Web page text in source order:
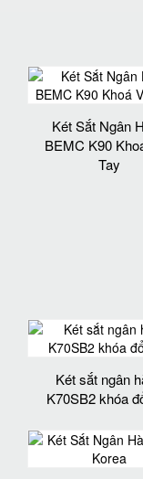
Két Sắt Ngân
BEMC K90
Tay
Két sắt ngân
K70SB2 khóa